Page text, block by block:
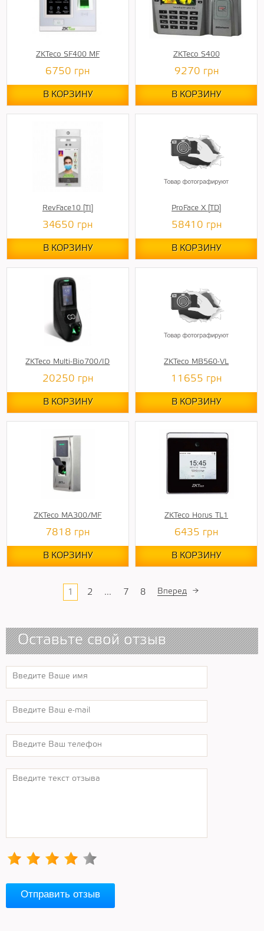
ZKTeco SF400 MF
6750 грн
В КОРЗИНУ
ZKTeco S400
9270 грн
В КОРЗИНУ
RevFace10 [TI]
34650 грн
В КОРЗИНУ
ProFace X [TD]
58410 грн
В КОРЗИНУ
ZKTeco Multi-Bio700/ID
20250 грн
В КОРЗИНУ
ZKTeco MB560-VL
11655 грн
В КОРЗИНУ
ZKTeco MA300/MF
7818 грн
В КОРЗИНУ
ZKTeco Horus TL1
6435 грн
В КОРЗИНУ
1 2 ... 7 8 Вперед →
Оставьте свой отзыв
Отправить отзыв